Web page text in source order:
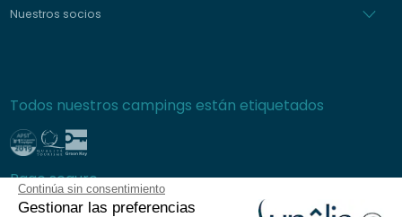
Continúa sin consentimiento
Gestionar las preferencias
Nuestros socios
Todos nuestros campings están etiquetados
Pago seguro